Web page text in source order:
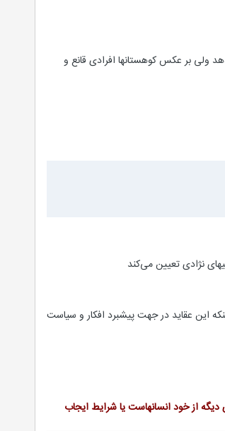
ولی بر عکس کوهستانها افرادی قانع و
نژادی تعیین می‌کند
این عقاید در جهت پیشبرد افکار و سیاست
از خود انسانهاست یا شرایط ایجاب